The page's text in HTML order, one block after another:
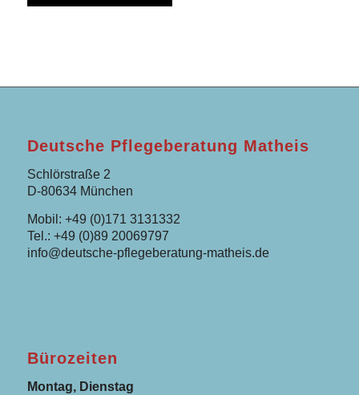
Deutsche Pflegeberatung Matheis
Schlörstraße 2
D-80634 München
Mobil: +49 (0)171 3131332
Tel.: +49 (0)89 20069797
info@deutsche-pflegeberatung-matheis.de
Bürozeiten
Montag, Dienstag